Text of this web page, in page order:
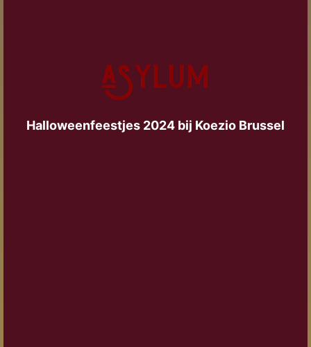
Halloweenfeestjes 2024 bij Koezio Brussel